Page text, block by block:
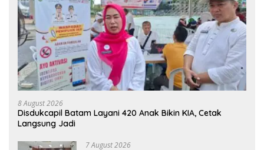
8 August 2026
Disdukcapil Batam Layani 420 Anak Bikin KIA, Cetak
Langsung Jadi
7 August 2026